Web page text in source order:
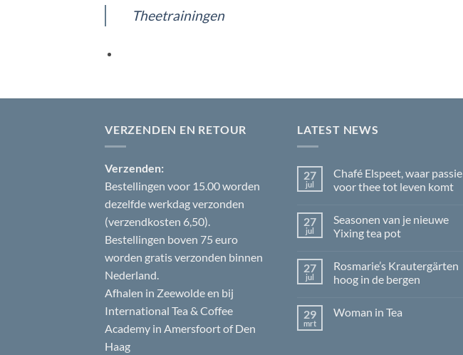
Theetrainingen
VERZENDEN EN RETOUR
Verzenden:
Bestellingen voor 15.00 worden
dezelfde werkdag verzonden
(verzendkosten 6,50).
Bestellingen boven 75 euro
worden gratis verzonden binnen
Nederland.
Afhalen in Zeewolde en bij
International Tea & Coffee
Academy in Amersfoort of Den
Haag
LATEST NEWS
27
jul
Chafé Elspeet, waar passie
voor thee tot leven komt
op
Chafé
Elspeet,
voor
thee
tot
27
jul
Seasonen van je nieuwe
Yixing tea pot
op
Seasonen
van
Yixing
27
jul
Rosmarie’s Krautergärten
hoog in de bergen
op
29
mrt
Woman in Tea